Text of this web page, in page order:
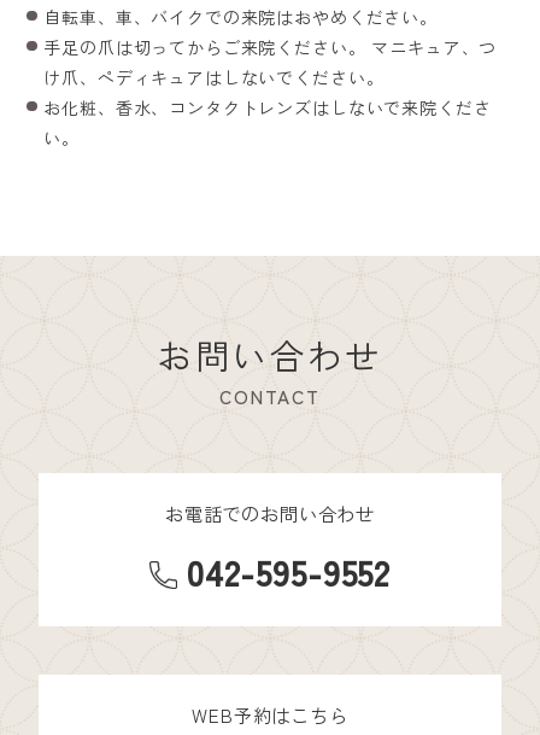
自転車、車、バイクでの来院はおやめください。
手足の爪は切ってからご来院ください。 マニキュア、つ
け爪、ペディキュアはしないでください。
お化粧、香水、コンタクトレンズはしないで来院くださ
い。
お問い合わせ
CONTACT
お電話でのお問い合わせ
042-595-9552
WEB予約はこちら